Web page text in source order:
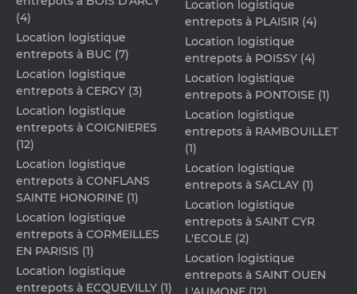
(4)
Location logistique
entrepots à BUC (7)
Location logistique
entrepots à CERGY (3)
Location logistique
entrepots à COIGNIERES
(12)
Location logistique
entrepots à CONFLANS
SAINTE HONORINE (1)
Location logistique
entrepots à CORMEILLES
EN PARISIS (1)
Location logistique
entrepots à ECQUEVILLY (1)
Location logistique
entrepots à PLAISIR (4)
Location logistique
entrepots à POISSY (4)
Location logistique
entrepots à PONTOISE (1)
Location logistique
entrepots à RAMBOUILLET
(1)
Location logistique
entrepots à SACLAY (1)
Location logistique
entrepots à SAINT CYR
L'ECOLE (2)
Location logistique
entrepots à SAINT OUEN